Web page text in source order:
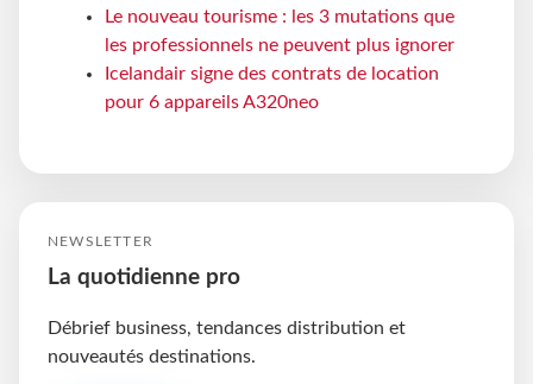
Le nouveau tourisme : les 3 mutations que
les professionnels ne peuvent plus ignorer
Icelandair signe des contrats de location
pour 6 appareils A320neo
NEWSLETTER
La quotidienne pro
Débrief business, tendances distribution et
nouveautés destinations.